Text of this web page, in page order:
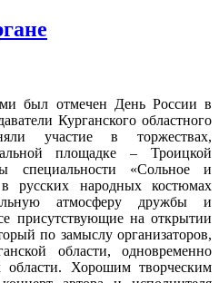
был отмечен День России в
Курганского областного
участие в торжествах,
площадке – Троицкой
специальности «Сольное и
русских народных костюмах
атмосферу дружбы и
присутствующие на открытии
по замыслу организаторов,
области, одновременно
области. Хорошим творческим